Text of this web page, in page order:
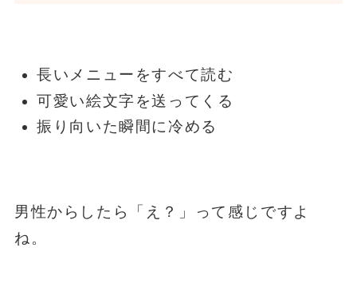
長いメニューをすべて読む
可愛い絵文字を送ってくる
振り向いた瞬間に冷める
男性からしたら「え？」って感じですよ
ね。